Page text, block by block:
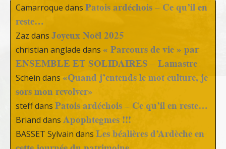
Camarroque dans Patois ardéchois – Ce qu’il en
reste…
Zaz dans Joyeux Noël 2025
christian anglade dans « Parcours de vie » par
ENSEMBLE ET SOLIDAIRES – Lamastre
Schein dans «Quand j’entends le mot culture, je
sors mon revolver»
steffdans Patois ardéchois – Ce qu’il en reste…
Briand dans Apophtegmes !!!
BASSET Sylvain dans Les béalières d’Ardèche en